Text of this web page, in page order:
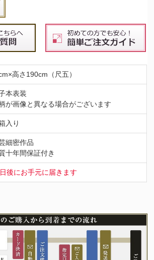
高さ190cm（尺五）
本表装
が画像と異なる場合がございます
入り
細密作品
十年間保証付き
後にお手元に届きます